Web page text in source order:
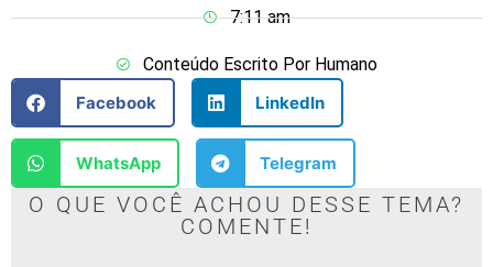
7:11 am
Conteúdo Escrito Por Humano
Facebook
LinkedIn
WhatsApp Telegram
O QUE VOCÊ ACHOU DESSE TEMA?
COMENTE!